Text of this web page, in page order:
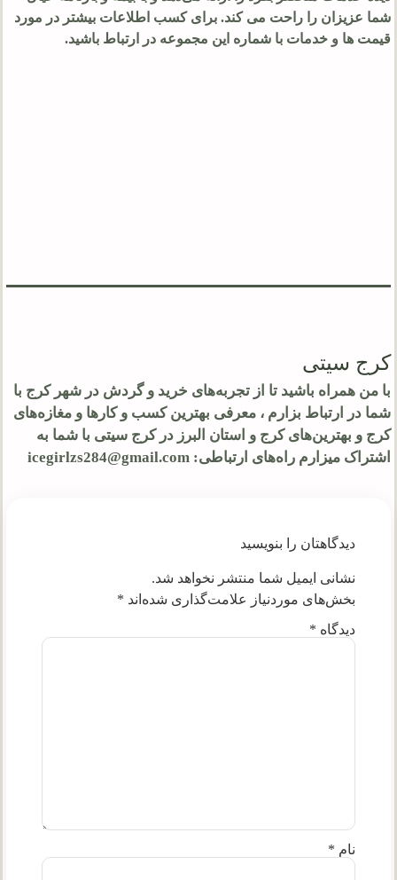
شما عزیزان را راحت می کند. برای کسب اطلاعات بیشتر در مورد
قیمت ها و خدمات با شماره این مجموعه در ارتباط باشید.
کرج سیتی
با من همراه باشید تا از تجربه‌های خرید و گردش در شهر کرج با
شما در ارتباط بزارم ، معرفی بهترین کسب و کارها و مغازه‌های
کرج و بهترین‌های کرج و استان البرز در کرج سیتی با شما به
اشتراک میزارم راه‌های ارتباطی: icegirlzs284@gmail.com
دیدگاهتان را بنویسید
نشانی ایمیل شما منتشر نخواهد شد.
بخش‌های موردنیاز علامت‌گذاری شده‌اند *
دیدگاه *
نام *